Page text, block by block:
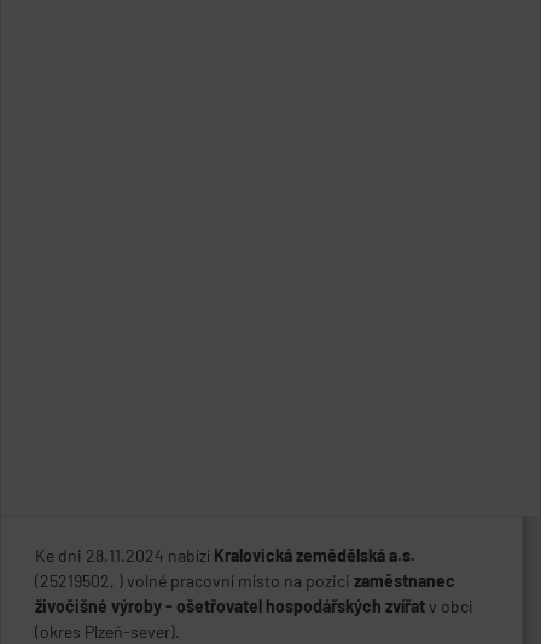
Ke dni 28.11.2024 nabízí Kralovická zemědělská a.s.
(25219502, ) volné pracovní místo na pozici zaměstnanec
živočišné výroby - ošetřovatel hospodářských zvířat v obci
(okres Plzeň-sever).